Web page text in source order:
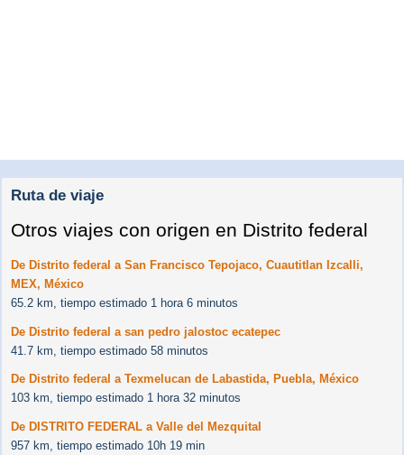
Ruta de viaje
Otros viajes con origen en Distrito federal
De Distrito federal a San Francisco Tepojaco, Cuautitlan Izcalli,
MEX, México
65.2 km, tiempo estimado 1 hora 6 minutos
De Distrito federal a san pedro jalostoc ecatepec
41.7 km, tiempo estimado 58 minutos
De Distrito federal a Texmelucan de Labastida, Puebla, México
103 km, tiempo estimado 1 hora 32 minutos
De DISTRITO FEDERAL a Valle del Mezquital
957 km, tiempo estimado 10h 19 min